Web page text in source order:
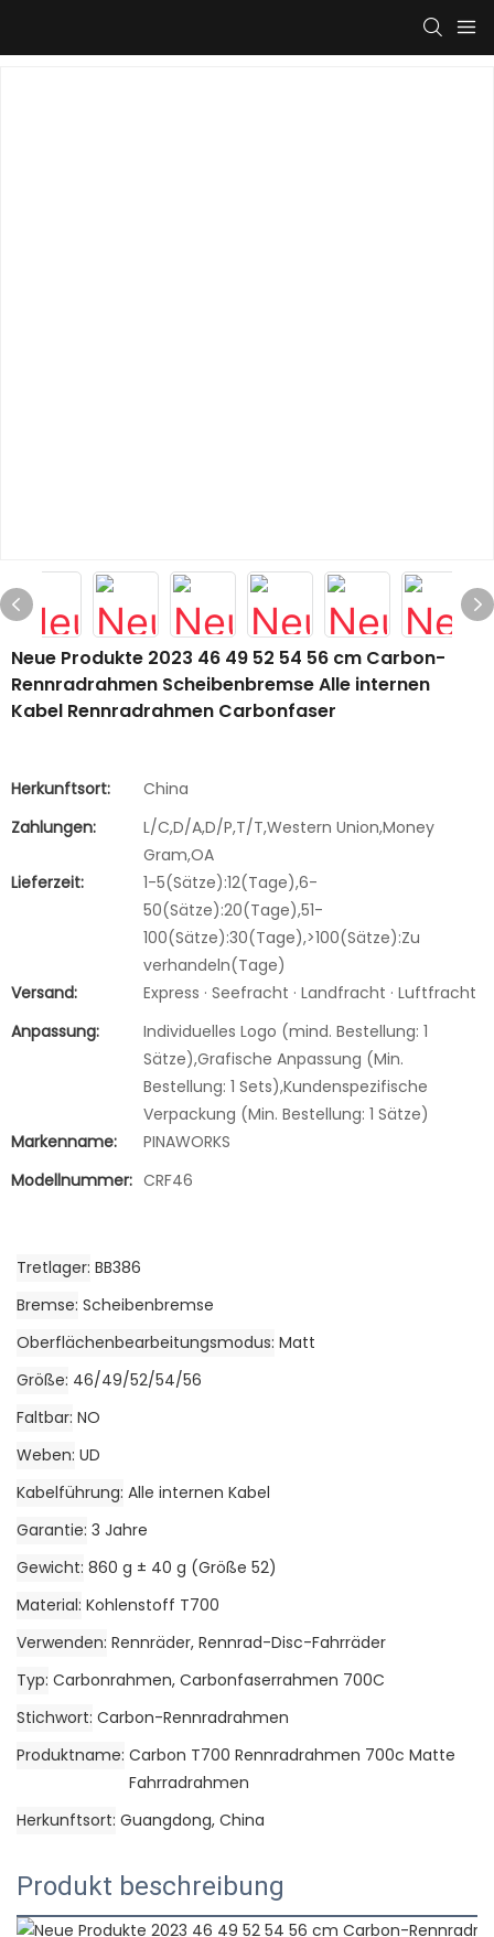
Neue Produkte 2023 46 49 52 54 56 cm Carbon-
Rennradrahmen Scheibenbremse Alle internen
Kabel Rennradrahmen Carbonfaser
Herkunftsort:
China
Zahlungen:
L/C,D/A,D/P,T/T,Western Union,Money
Gram,OA
Lieferzeit:
1-5(Sätze):12(Tage),6-
50(Sätze):20(Tage),51-
100(Sätze):30(Tage),>100(Sätze):Zu
verhandeln(Tage)
Versand:
Express · Seefracht · Landfracht · Luftfracht
Anpassung:
Individuelles Logo (mind. Bestellung: 1
Sätze),Grafische Anpassung (Min.
Bestellung: 1 Sets),Kundenspezifische
Verpackung (Min. Bestellung: 1 Sätze)
Markenname:
PINAWORKS
Modellnummer: CRF46
Tretlager BB386
Bremse Scheibenbremse
Oberflächenbearbeitungsmodus Matt
Größe 46/49/52/54/56
Faltbar NO
Weben UD
Kabelführung Alle internen Kabel
Garantie 3 Jahre
Gewicht 860 g ± 40 g (Größe 52)
Material Kohlenstoff T700
Verwenden Rennräder, Rennrad-Disc-Fahrräder
Typ Carbonrahmen, Carbonfaserrahmen 700C
Stichwort Carbon-Rennradrahmen
Produktname Carbon T700 Rennradrahmen 700c Matte
Fahrradrahmen
Herkunftsort Guangdong, China
Produkt beschreibung